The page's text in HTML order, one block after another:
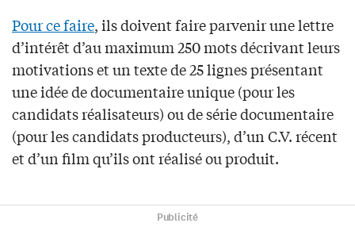
Pour ce faire, ils doivent faire parvenir une lettre
d’intérêt d’au maximum 250 mots décrivant leurs
motivations et un texte de 25 lignes présentant
une idée de documentaire unique (pour les
candidats réalisateurs) ou de série documentaire
(pour les candidats producteurs), d’un C.V. récent
et d’un film qu’ils ont réalisé ou produit.
Publicité